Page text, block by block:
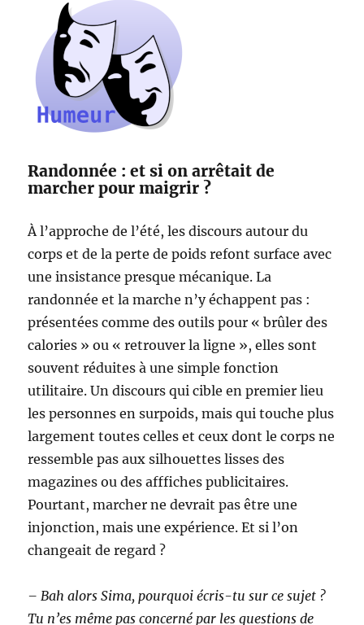
Randonnée : et si on arrêtait de
marcher pour maigrir ?
À l’approche de l’été, les discours autour du
corps et de la perte de poids refont surface avec
une insistance presque mécanique. La
randonnée et la marche n’y échappent pas :
présentées comme des outils pour « brûler des
calories » ou « retrouver la ligne », elles sont
souvent réduites à une simple fonction
utilitaire. Un discours qui cible en premier lieu
les personnes en surpoids, mais qui touche plus
largement toutes celles et ceux dont le corps ne
ressemble pas aux silhouettes lisses des
magazines ou des afffiches publicitaires.
Pourtant, marcher ne devrait pas être une
injonction, mais une expérience. Et si l’on
changeait de regard ?
– Bah alors Sima, pourquoi écris-tu sur ce sujet ?
Tu n’es même pas concerné par les questions de